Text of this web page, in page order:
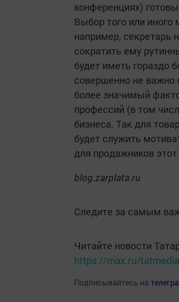
конференциях)
Выбор того или иного
например, секретарь
сократить ему
будет иметь гораздо
совершенно не важно
более значимый
профессий (в том
бизнеса. Так для
будет служить
для продажников этот
blog.zarplata.ru
Следите за самым
Читайте новости
https://max.ru/tatmedia
Подписывайтесь на